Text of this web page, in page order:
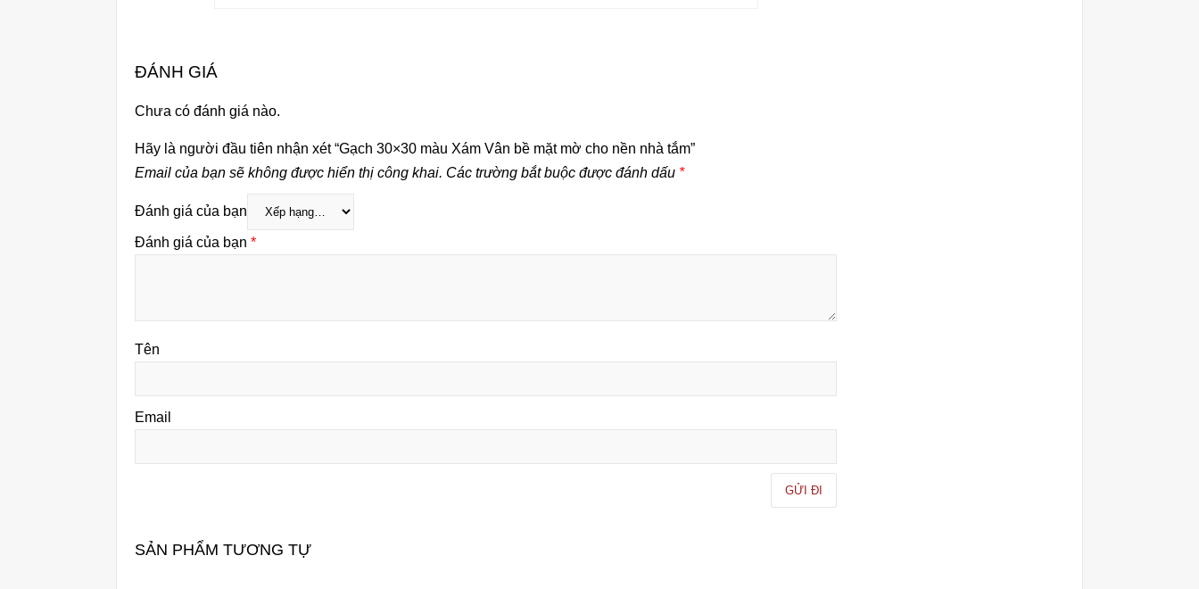
ĐÁNH GIÁ
Chưa có đánh giá nào.
Hãy là người đầu tiên nhận xét “Gạch 30×30 màu Xám Vân bề mặt mờ cho nền nhà tắm”
Email của bạn sẽ không được hiển thị công khai. Các trường bắt buộc được đánh dấu *
Đánh giá của bạn
Đánh giá của bạn *
Tên
Email
SẢN PHẨM TƯƠNG TỰ